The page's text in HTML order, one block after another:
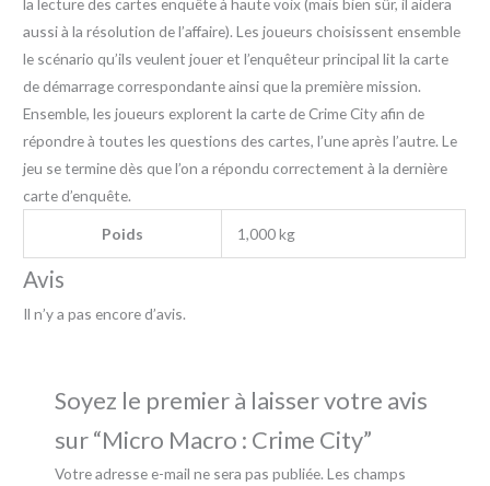
aussi à la résolution de l’affaire). Les joueurs choisissent ensemble
le scénario qu’ils veulent jouer et l’enquêteur principal lit la carte
de démarrage correspondante ainsi que la première mission.
Ensemble, les joueurs explorent la carte de Crime City afin de
répondre à toutes les questions des cartes, l’une après l’autre. Le
jeu se termine dès que l’on a répondu correctement à la dernière
carte d’enquête.
Poids 1,000 kg
Avis
Il n’y a pas encore d’avis.
Soyez le premier à laisser votre avis
sur “Micro Macro : Crime City”
Votre adresse e-mail ne sera pas publiée. Les champs